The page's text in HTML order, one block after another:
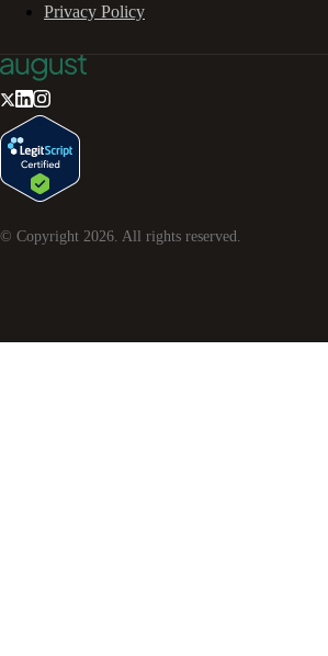
Privacy Policy
© Copyright 2026. All rights reserved.